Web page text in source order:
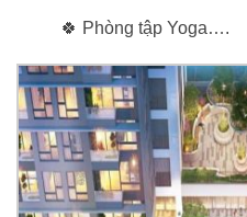
🍀 Phòng tập Yoga….